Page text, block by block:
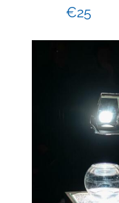
€25